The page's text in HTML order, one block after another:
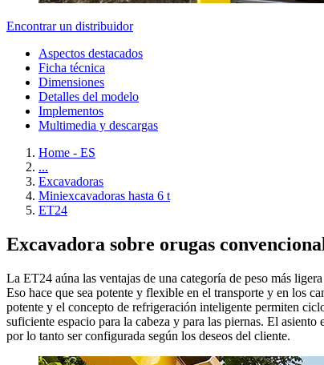
Encontrar un distribuidor
Aspectos destacados
Ficha técnica
Dimensiones
Detalles del modelo
Implementos
Multimedia y descargas
Home - ES
...
Excavadoras
Miniexcavadoras hasta 6 t
ET24
Excavadora sobre orugas
La ET24 aúna las ventajas de una categoría de peso más
Eso hace que sea potente y flexible en el transporte y en los
potente y el concepto de refrigeración inteligente permiten
suficiente espacio para la cabeza y para las piernas. El
por lo tanto ser configurada según los deseos del cliente.